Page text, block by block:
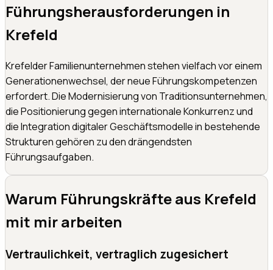
Führungsherausforderungen in
Krefeld
Krefelder Familienunternehmen stehen vielfach vor einem
Generationenwechsel, der neue Führungskompetenzen
erfordert. Die Modernisierung von Traditionsunternehmen,
die Positionierung gegen internationale Konkurrenz und
die Integration digitaler Geschäftsmodelle in bestehende
Strukturen gehören zu den drängendsten
Führungsaufgaben.
Warum Führungskräfte aus Krefeld
mit mir arbeiten
Vertraulichkeit, vertraglich zugesichert